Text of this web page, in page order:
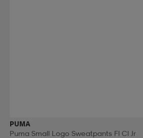
PUMA
Puma Small Logo Sweatpants Fl Cl Jr